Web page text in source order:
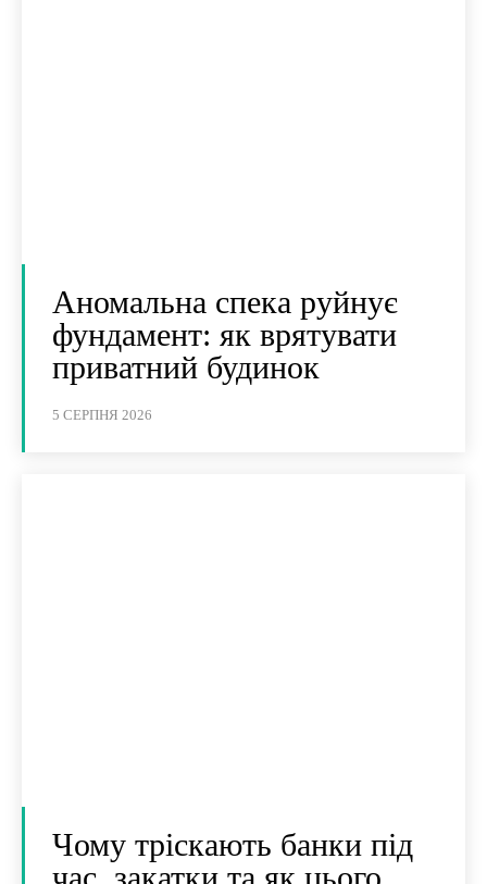
Аномальна спека руйнує
фундамент: як врятувати
приватний будинок
5 СЕРПНЯ 2026
Чому тріскають банки під